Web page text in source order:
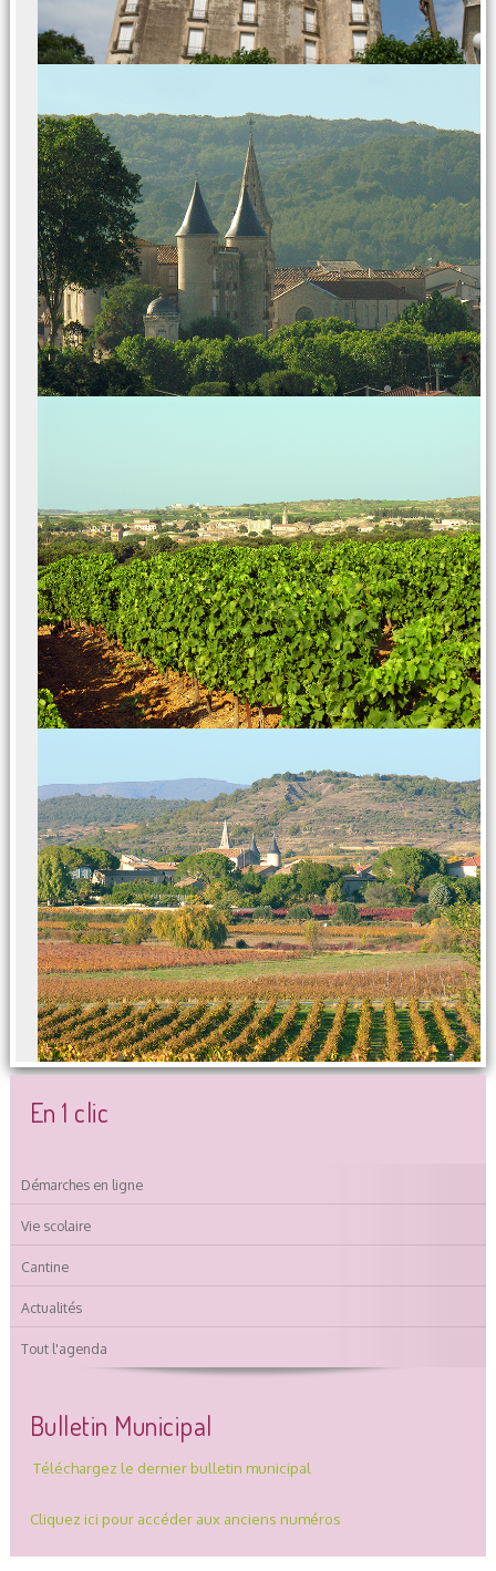
En 1 clic
Démarches en ligne
Vie scolaire
Cantine
Actualités
Tout l'agenda
Bulletin Municipal
Téléchargez le dernier bulletin municipal
Cliquez ici pour accéder aux anciens numéros